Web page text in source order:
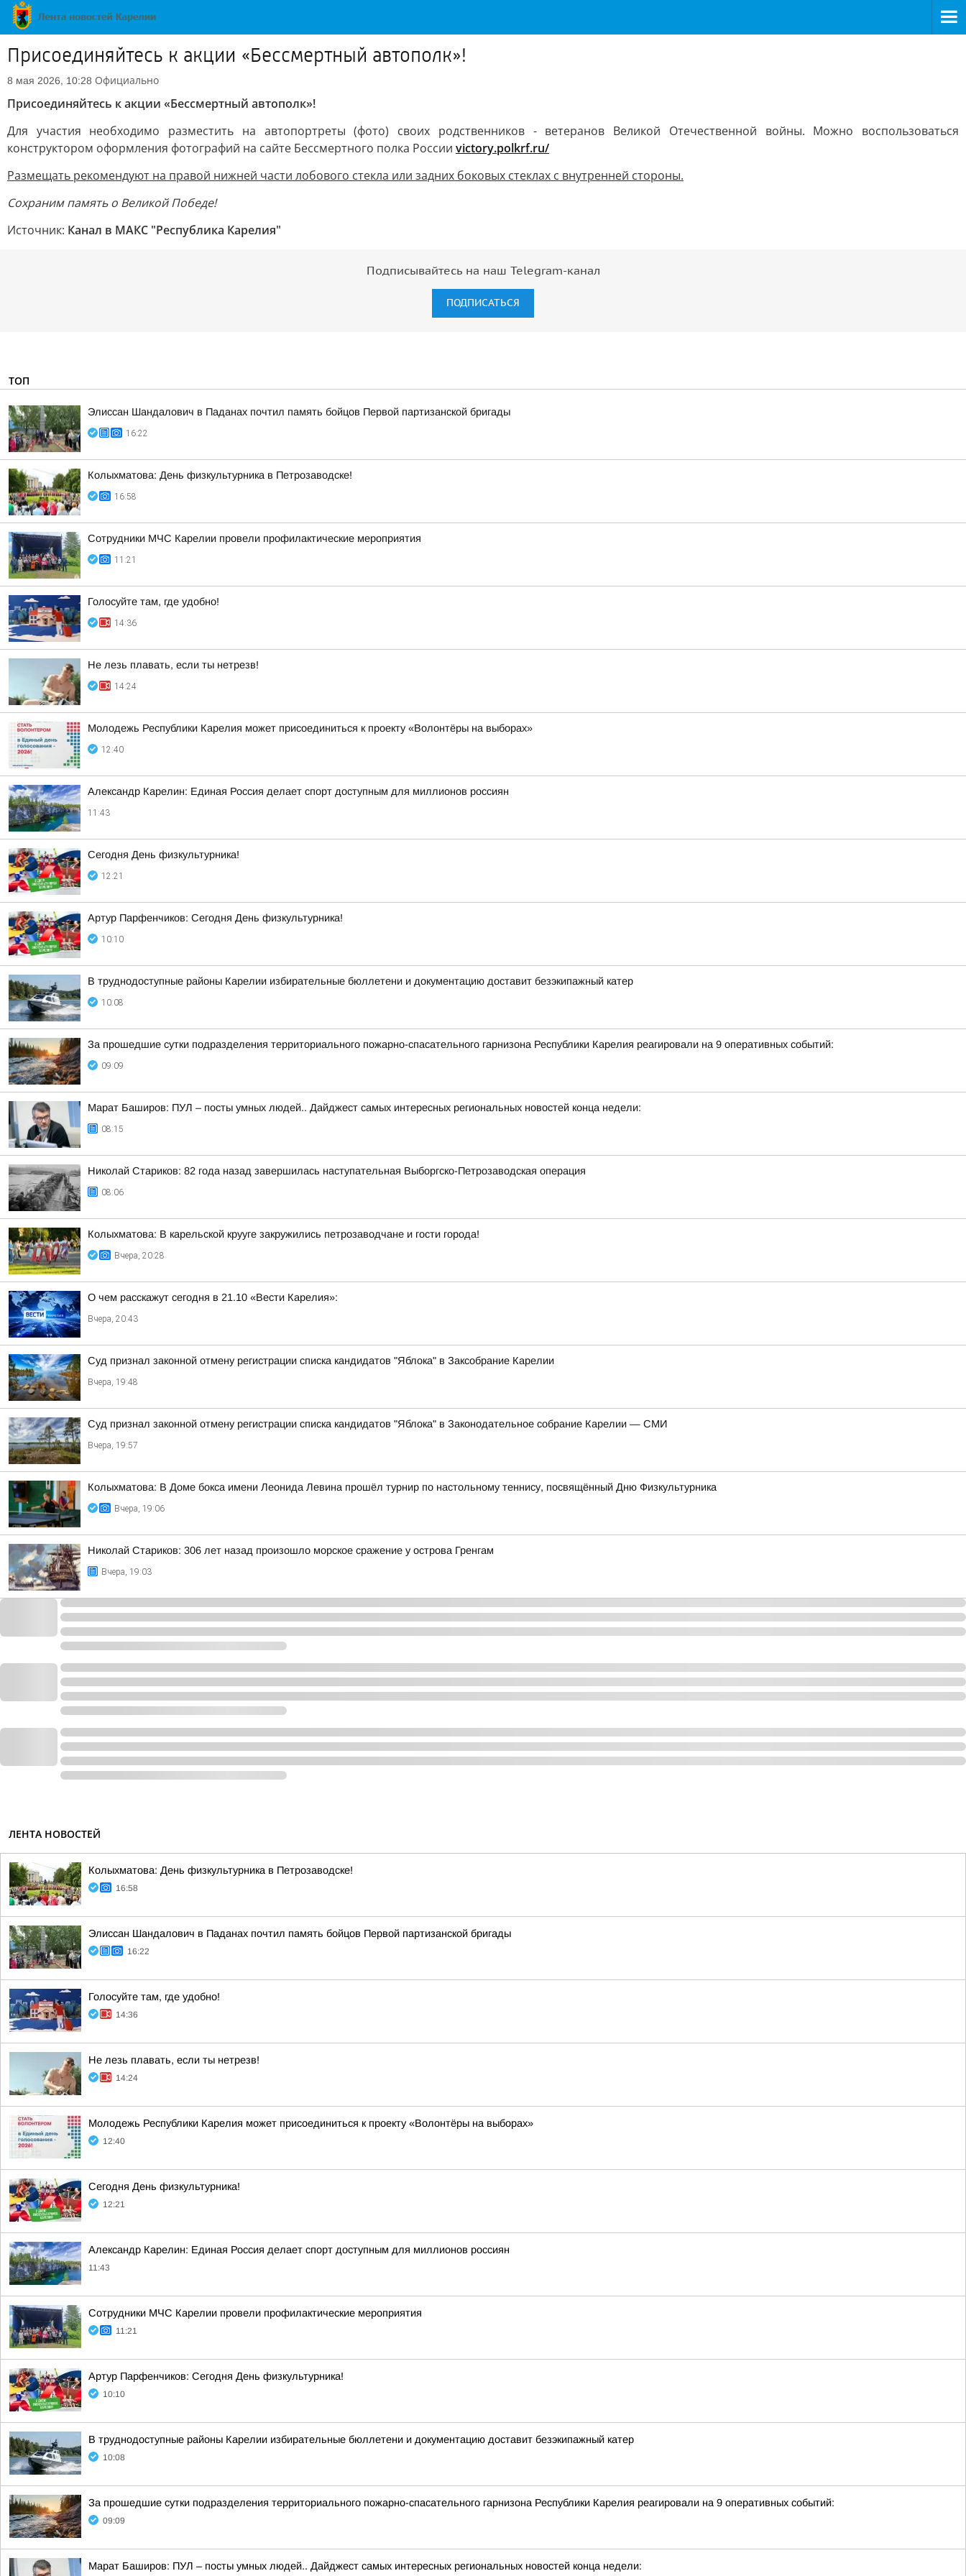
Присоединяйтесь к акции «Бессмертный автополк»!
8 мая 2026, 10:28 Официально
Присоединяйтесь к акции «Бессмертный автополк»!
Для участия необходимо разместить на автопортреты (фото) своих родственников - ветеранов Великой Отечественной войны. Можно воспользоваться
конструктором оформления фотографий на сайте Бессмертного полка России victory.polkrf.ru/
Размещать рекомендуют на правой нижней части лобового стекла или задних боковых стеклах с внутренней стороны.
Сохраним память о Великой Победе!
Источник: Канал в МАКС "Республика Карелия"
Подписывайтесь на наш Telegram-канал
ПОДПИСАТЬСЯ
ТОП
Элиссан Шандалович в Паданах почтил память бойцов Первой партизанской бригады
16:22
Колыхматова: День физкультурника в Петрозаводске!
16:58
Сотрудники МЧС Карелии провели профилактические мероприятия
11:21
Голосуйте там, где удобно!
14:36
Не лезь плавать, если ты нетрезв!
14:24
Молодежь Республики Карелия может присоединиться к проекту «Волонтёры на выборах»
12:40
Александр Карелин: Единая Россия делает спорт доступным для миллионов россиян
11:43
Сегодня День физкультурника!
12:21
Артур Парфенчиков: Сегодня День физкультурника!
10:10
В труднодоступные районы Карелии избирательные бюллетени и документацию доставит безэкипажный катер
10:08
За прошедшие сутки подразделения территориального пожарно-спасательного гарнизона Республики Карелия реагировали на 9 оперативных событий:
09:09
Марат Баширов: ПУЛ – посты умных людей.. Дайджест самых интересных региональных новостей конца недели:
08:15
Николай Стариков: 82 года назад завершилась наступательная Выборгско-Петрозаводская операция
08:06
Колыхматова: В карельской крууге закружились петрозаводчане и гости города!
Вчера, 20:28
О чем расскажут сегодня в 21.10 «Вести Карелия»:
Вчера, 20:43
Суд признал законной отмену регистрации списка кандидатов "Яблока" в Заксобрание Карелии
Вчера, 19:48
Суд признал законной отмену регистрации списка кандидатов "Яблока" в Законодательное собрание Карелии — СМИ
Вчера, 19:57
Колыхматова: В Доме бокса имени Леонида Левина прошёл турнир по настольному теннису, посвящённый Дню Физкультурника
Вчера, 19:06
Николай Стариков: 306 лет назад произошло морское сражение у острова Гренгам
Вчера, 19:03
ЛЕНТА НОВОСТЕЙ
Колыхматова: День физкультурника в Петрозаводске!
16:58
Элиссан Шандалович в Паданах почтил память бойцов Первой партизанской бригады
16:22
Голосуйте там, где удобно!
14:36
Не лезь плавать, если ты нетрезв!
14:24
Молодежь Республики Карелия может присоединиться к проекту «Волонтёры на выборах»
12:40
Сегодня День физкультурника!
12:21
Александр Карелин: Единая Россия делает спорт доступным для миллионов россиян
11:43
Сотрудники МЧС Карелии провели профилактические мероприятия
11:21
Артур Парфенчиков: Сегодня День физкультурника!
10:10
В труднодоступные районы Карелии избирательные бюллетени и документацию доставит безэкипажный катер
10:08
За прошедшие сутки подразделения территориального пожарно-спасательного гарнизона Республики Карелия реагировали на 9 оперативных событий:
09:09
Марат Баширов: ПУЛ – посты умных людей.. Дайджест самых интересных региональных новостей конца недели: